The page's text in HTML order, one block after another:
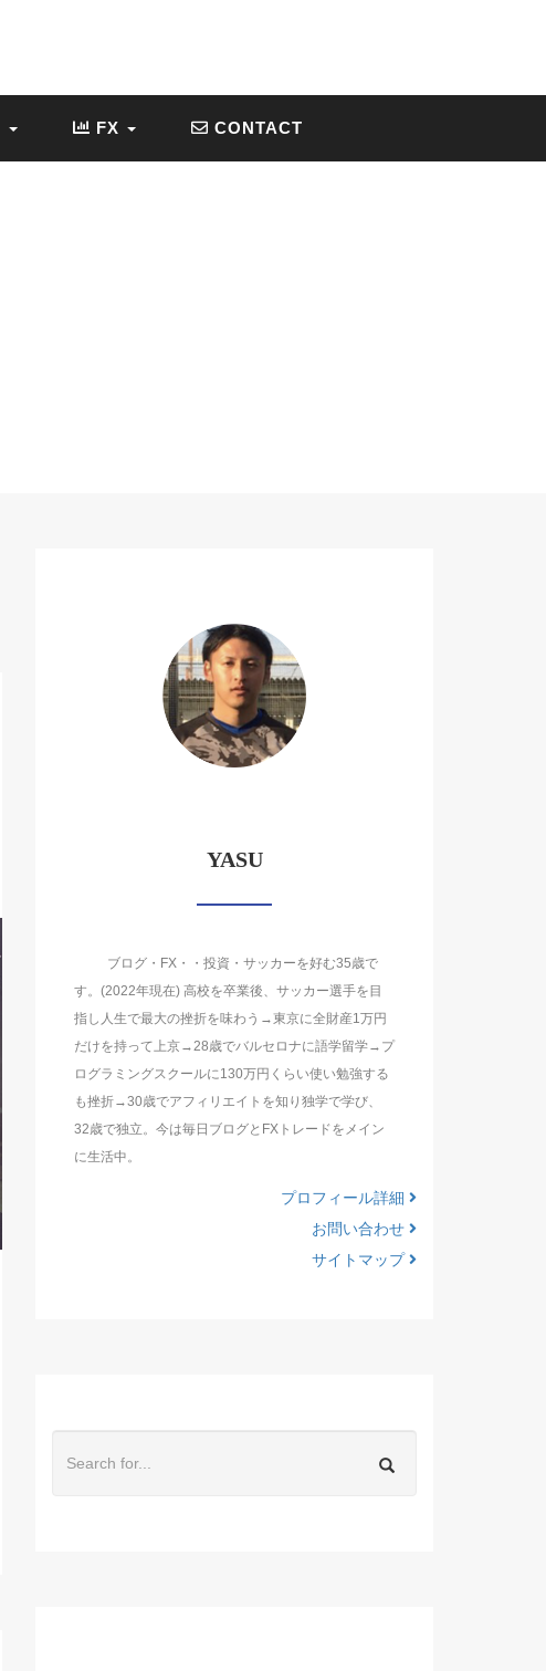
FX CONTACT
YASU
ブログ・FX・・投資・サッカーを好む35歳で
す。(2022年現在) 高校を卒業後、サッカー選手を目
指し人生で最大の挫折を味わう→東京に全財産1万円
だけを持って上京→28歳でバルセロナに語学留学→プ
ログラミングスクールに130万円くらい使い勉強する
も挫折→30歳でアフィリエイトを知り独学で学び、
32歳で独立。今は毎日ブログとFXトレードをメイン
に生活中。
プロフィール詳細
お問い合わせ
サイトマップ